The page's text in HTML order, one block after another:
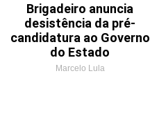
Brigadeiro anuncia
desistência da pré-
candidatura ao Governo
do Estado
Marcelo Lula